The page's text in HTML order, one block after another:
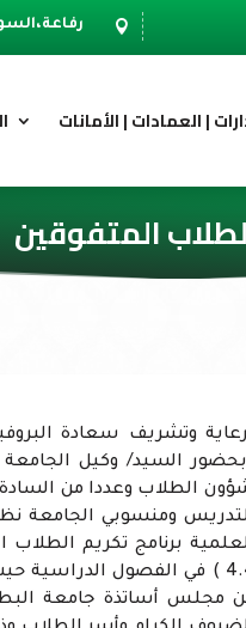

| العمادات | الأمانات
المتفوقين
وتشريف سعادة
السيد/ وكيل
الطلاب وعددا من السادة
ومنسوبي الجامعة
برنامج تكريم
4.4 ) في الفصول الدراسية